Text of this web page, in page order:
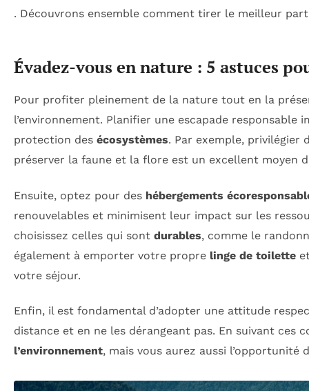
. Découvrons ensemble comment tirer le meilleur
Évadez-vous en nature : 5 astuces
Pour profiter pleinement de la nature tout en la
l’environnement. Planifier une escapade responsable
protection des écosystèmes. Par exemple, privilégier
préserver la faune et la flore est un excellent moyen
Ensuite, optez pour des hébergements
renouvelables et minimisent leur impact sur les
choisissez celles qui sont durables, comme le
également à emporter votre propre linge de toilette
votre séjour.
Enfin, il est fondamental d’adopter une attitude
distance et en ne les dérangeant pas. En suivant ces
l’environnement, mais vous aurez aussi